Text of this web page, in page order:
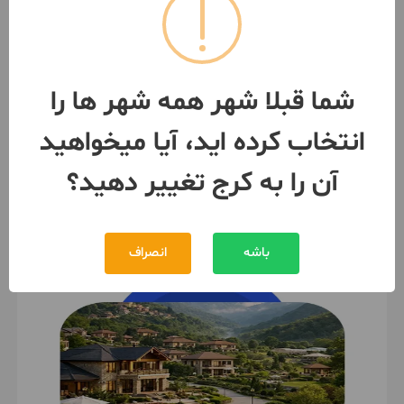
باغ ویلا۷۰۰متری فول امکانات
سهیلیه کردان اغلان تپه
کرج- مهرشهر فاز ۱و۲و۳
مبلغ
7,200,000,000 تومان
بیش از 12 ماه پیش 091240***14
شما قبلا شهر همه شهر ها را
انتخاب کرده اید، آیا میخواهید
آن را به کرج تغییر دهید؟
باشه انصراف